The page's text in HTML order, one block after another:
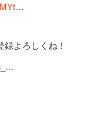
よろしくね！